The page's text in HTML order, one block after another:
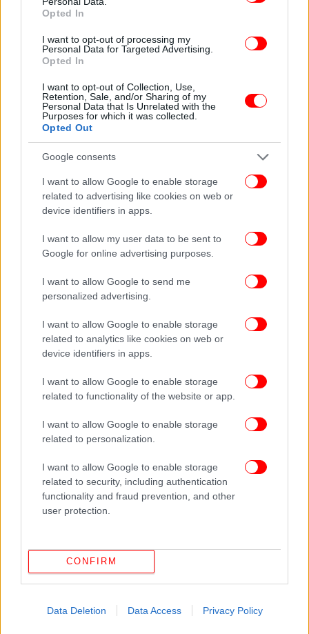
Opted In
I want to opt-out of processing my
Personal Data for Targeted Advertising.
Opted In
I want to opt-out of Collection, Use,
Retention, Sale, and/or Sharing of my
Personal Data that Is Unrelated with the
Purposes for which it was collected.
Opted Out
Google consents
I want to allow Google to enable storage
related to advertising like cookies on web or
device identifiers in apps.
I want to allow my user data to be sent to
Google for online advertising purposes.
I want to allow Google to send me
personalized advertising.
I want to allow Google to enable storage
related to analytics like cookies on web or
device identifiers in apps.
I want to allow Google to enable storage
related to functionality of the website or app.
I want to allow Google to enable storage
related to personalization.
I want to allow Google to enable storage
related to security, including authentication
functionality and fraud prevention, and other
user protection.
CONFIRM
Data Deletion Data Access Privacy Policy
Ο κατάλογος με τα έργα της προγραμματισμένης
δημοπρασίας εξετάστηκε από υπάλληλο της
Εθνικής Πινακοθήκης που γνωμάτευσε ότι
πρόκειται περί καταφανώς πλαστών έργων, κάποια
από τα οποία έμοιαζαν με γνωστά έργα Ελλήνων
καλλιτεχνών. Ενδεικτικά αναφέρεται πως ο
κατάλογος περιελάμβανε έργα των εξής
καλλιτεχνών: Αλέκος Φασιανός, Νίκος
Χατζηκυριάκος - Γκίκας, Δημήτρης Μυταράς,
Κωνσταντίνος Παρθένης, Γιάννης Τσαρούχης, κ.ά.
ΑΠΕ-ΜΠΕ
ΟΛΕΣ ΟΙ ΕΙΔΗΣΕΙΣ
αιτήματα ασύλου από Σύρους -Πρόγραμμα απελάσεων
και στην Αυστρία
Πυροβολισμοί στη Γλυφάδα: Πώς έγινε το αιματηρό
συμβάν με τους δύο νεκρούς -Βρέθηκε το όπλο, 2
προσαγωγές
Αντιοχείας -Έτοιμη η Ελλάδα να συνδράμει όπου
χρειαστεί